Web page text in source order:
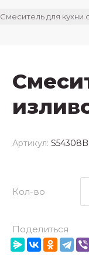
Смеситель для кухни
Артикул:
Кол-во
Поделиться